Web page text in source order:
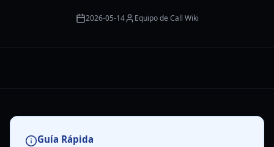
2026-05-14 Equipo de Call Wiki
Guía Rápida